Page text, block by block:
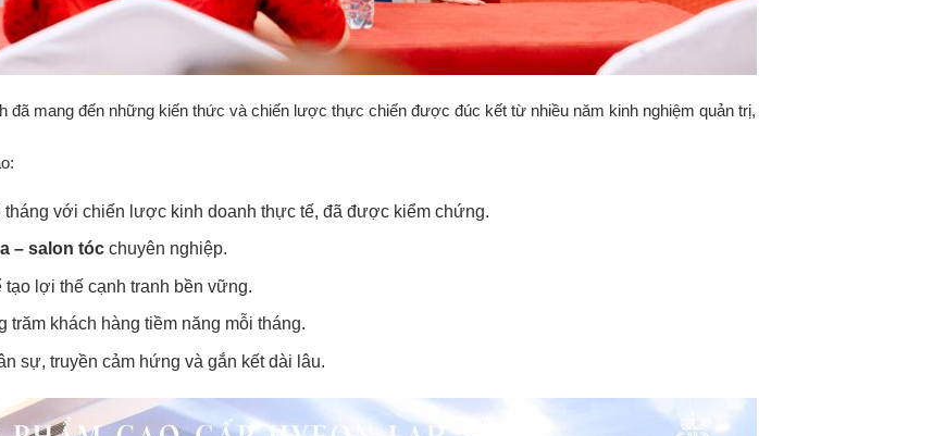
đã mang đến những kiến thức và chiến lược thực chiến được đúc kết từ nhiều năm kinh nghiệm quản trị,
với chiến lược kinh doanh thực tế, đã được kiểm chứng.
– salon tócchuyên nghiệp.
lợi thế cạnh tranh bền vững.
trăm khách hàng tiềm năng mỗi tháng.
sự, truyền cảm hứng và gắn kết dài lâu.